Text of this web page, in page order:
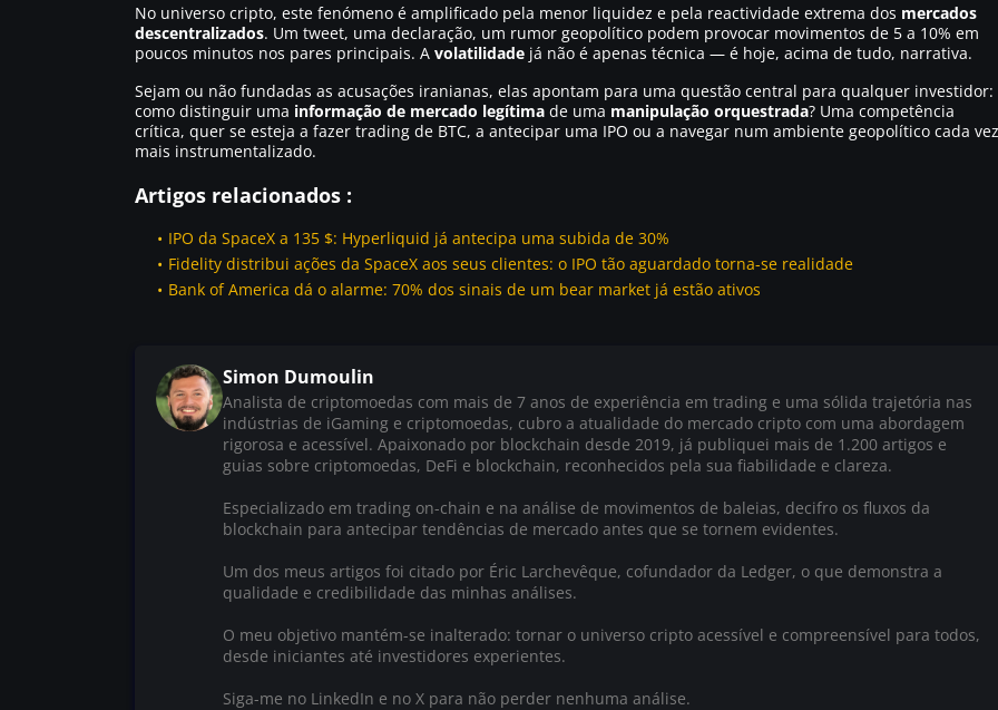
No universo cripto, este fenómeno é amplificado pela menor liquidez e pela reactividade extrema dos mercados
descentralizados. Um tweet, uma declaração, um rumor geopolítico podem provocar movimentos de 5 a 10% em
poucos minutos nos pares principais. A volatilidade já não é apenas técnica — é hoje, acima de tudo, narrativa.
Sejam ou não fundadas as acusações iranianas, elas apontam para uma questão central para qualquer investidor:
como distinguir uma informação de mercado legítima de uma manipulação orquestrada? Uma competência
crítica, quer se esteja a fazer trading de BTC, a antecipar uma IPO ou a navegar num ambiente geopolítico cada vez
mais instrumentalizado.
Artigos relacionados :
IPO da SpaceX a 135 $: Hyperliquid já antecipa uma subida de 30%
Fidelity distribui ações da SpaceX aos seus clientes: o IPO tão aguardado torna-se realidade
Bank of America dá o alarme: 70% dos sinais de um bear market já estão ativos
Simon Dumoulin
Analista de criptomoedas com mais de 7 anos de experiência em trading e uma sólida trajetória nas
indústrias de iGaming e criptomoedas, cubro a atualidade do mercado cripto com uma abordagem
rigorosa e acessível. Apaixonado por blockchain desde 2019, já publiquei mais de 1.200 artigos e
guias sobre criptomoedas, DeFi e blockchain, reconhecidos pela sua fiabilidade e clareza.
Especializado em trading on-chain e na análise de movimentos de baleias, decifro os fluxos da
blockchain para antecipar tendências de mercado antes que se tornem evidentes.
Um dos meus artigos foi citado por Éric Larchevêque, cofundador da Ledger, o que demonstra a
qualidade e credibilidade das minhas análises.
O meu objetivo mantém-se inalterado: tornar o universo cripto acessível e compreensível para todos,
desde iniciantes até investidores experientes.
Siga-me no LinkedIn e no X para não perder nenhuma análise.